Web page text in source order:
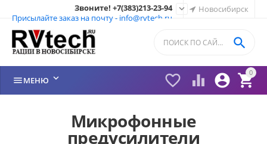
Новосибирск
Звоните! +7(383)213-23-94
Присылайте заказ на почту - info@rvtech.ru

0


 

МЕНЮ 
Микрофонные
предусилители